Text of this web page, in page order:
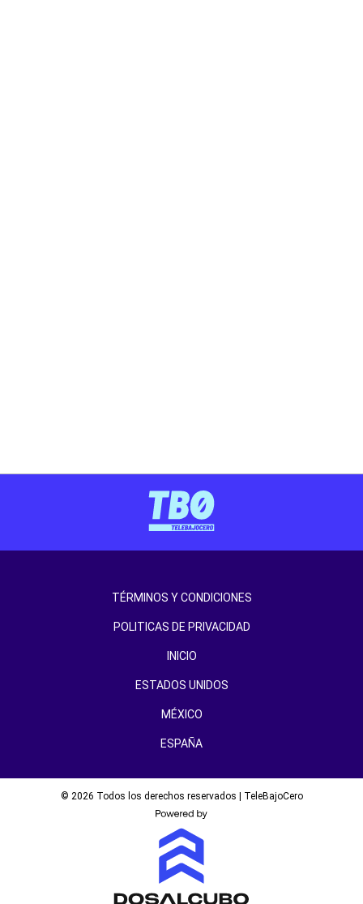
TÉRMINOS Y CONDICIONES
POLITICAS DE PRIVACIDAD
INICIO
ESTADOS UNIDOS
MÉXICO
ESPAÑA
© 2026 Todos los derechos reservados | TeleBajoCero